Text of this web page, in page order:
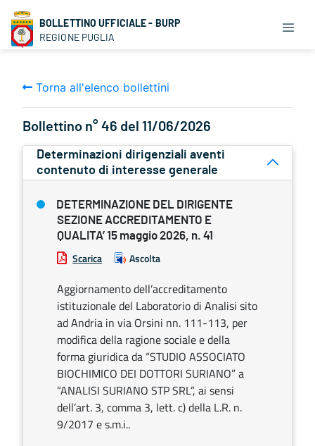
BOLLETTINO UFFICIALE - BURP
REGIONE PUGLIA
Torna all'elenco bollettini
Bollettino n° 46 del 11/06/2026
Determinazioni dirigenziali aventi
contenuto di interesse generale
DETERMINAZIONE DEL DIRIGENTE
SEZIONE ACCREDITAMENTO E
QUALITA’ 15 maggio 2026, n. 41
Scarica Ascolta
Aggiornamento dell’accreditamento
istituzionale del Laboratorio di Analisi sito
ad Andria in via Orsini nn. 111-113, per
modifica della ragione sociale e della
forma giuridica da “STUDIO ASSOCIATO
BIOCHIMICO DEI DOTTORI SURIANO” a
“ANALISI SURIANO STP SRL”, ai sensi
dell’art. 3, comma 3, lett. c) della L.R. n.
9/2017 e s.m.i..